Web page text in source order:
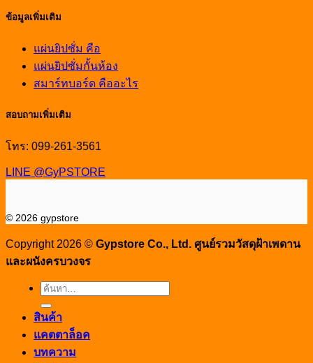
ข้อมูลเพิ่มเติม
แผ่นยิปซั่ม คือ
แผ่นยิปซั่มกั้นห้อง
สมาร์ทบอร์ด คืออะไร
สอบถามเพิ่มเติม
โทร: 099-261-3561
LINE @GyPSTORE
© 2026 gypstore
Copyright 2026 © Gypstore Co., Ltd. ศูนย์รวมวัสดุฝ้าเพดาน
และผนังครบวงจร
ค้นหา:
สินค้า
แคตตาล็อค
บทความ